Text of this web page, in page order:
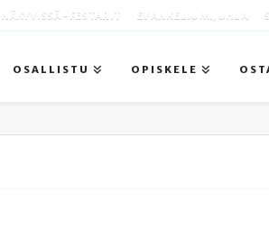
NÄKYVISSÄ -FESTARIT EVANKELIUMIJUHLA
OSALLISTU OPISKELE